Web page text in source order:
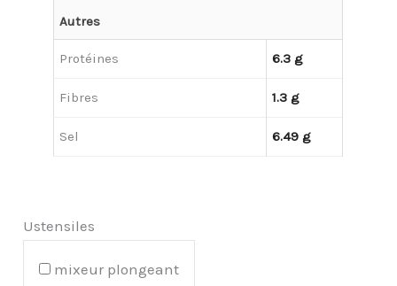
Autres
Protéines 6.3 g
Fibres 1.3 g
Sel 6.49 g
Ustensiles
mixeur plongeant